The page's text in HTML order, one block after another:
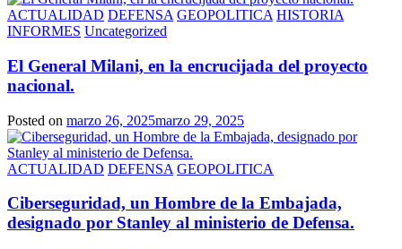
ACTUALIDAD DEFENSA GEOPOLITICA HISTORIA
INFORMES Uncategorized
El General Milani, en la encrucijada del proyecto
nacional.
Posted on marzo 26, 2025marzo 29, 2025
ACTUALIDAD DEFENSA GEOPOLITICA
Ciberseguridad, un Hombre de la Embajada,
designado por Stanley al ministerio de Defensa.